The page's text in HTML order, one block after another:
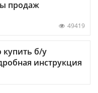
продаж
49419
купить б/у
инструкция